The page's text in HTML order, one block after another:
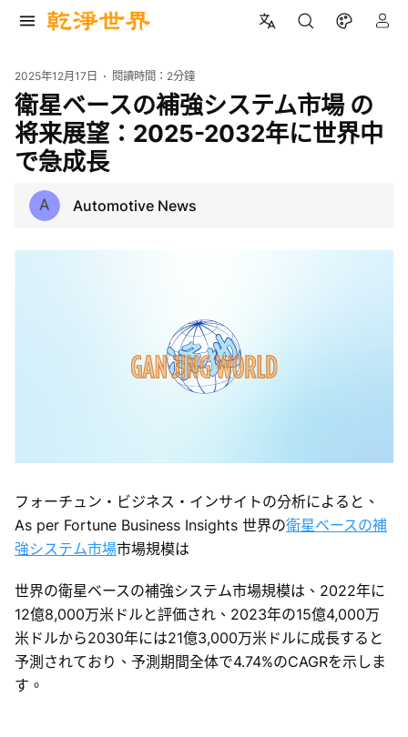
2025年12月17日 閱讀時間： 2分鐘
衛星ベースの補強システム市場 の
将来展望：2025-2032年に世界中
で急成長
A Automotive News
フォーチュン・ビジネス・インサイトの分析によると、
As per Fortune Business Insights 世界の衛星ベースの補
強システム市場市場規模は
世界の衛星ベースの補強システム市場規模は、2022年に
12億8,000万米ドルと評価され、2023年の15億4,000万
米ドルから2030年には21億3,000万米ドルに成長すると
予測されており、予測期間全体で4.74%のCAGRを示しま
す。